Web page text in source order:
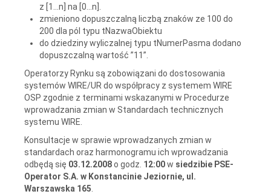
z [1...n] na [0...n].
zmieniono dopuszczalną liczbą znaków ze 100 do
200 dla pól typu tNazwaObiektu
do dziedziny wyliczalnej typu tNumerPasma dodano
dopuszczalną wartość ”11”.
Operatorzy Rynku są zobowiązani do dostosowania
systemów WIRE/UR do współpracy z systemem WIRE
OSP zgodnie z terminami wskazanymi w Procedurze
wprowadzania zmian w Standardach technicznych
systemu WIRE.
Konsultacje w sprawie wprowadzanych zmian w
standardach oraz harmonogramu ich wprowadzania
odbędą się 03.12.2008o godz. 12:00w siedzibie PSE-
Operator S.A. w Konstancinie Jeziornie, ul.
Warszawska 165